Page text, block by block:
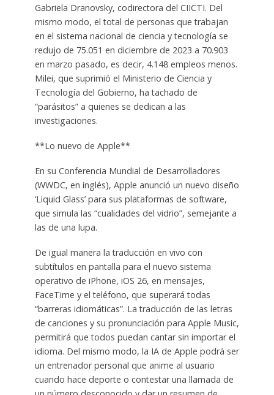
Gabriela Dranovsky, codirectora del CIICTI. Del
mismo modo, el total de personas que trabajan
en el sistema nacional de ciencia y tecnología se
redujo de 75.051 en diciembre de 2023 a 70.903
en marzo pasado, es decir, 4.148 empleos menos.
Milei, que suprimió el Ministerio de Ciencia y
Tecnología del Gobierno, ha tachado de
“parásitos” a quienes se dedican a las
investigaciones.
**Lo nuevo de Apple**
En su Conferencia Mundial de Desarrolladores
(WWDC, en inglés), Apple anunció un nuevo diseño
‘Liquid Glass’ para sus plataformas de software,
que simula las “cualidades del vidrio”, semejante a
las de una lupa.
De igual manera la traducción en vivo con
subtítulos en pantalla para el nuevo sistema
operativo de iPhone, iOS 26, en mensajes,
FaceTime y el teléfono, que superará todas
“barreras idiomáticas”. La traducción de las letras
de canciones y su pronunciación para Apple Music,
permitirá que todos puedan cantar sin importar el
idioma. Del mismo modo, la IA de Apple podrá ser
un entrenador personal que anime al usuario
cuando hace deporte o contestar una llamada de